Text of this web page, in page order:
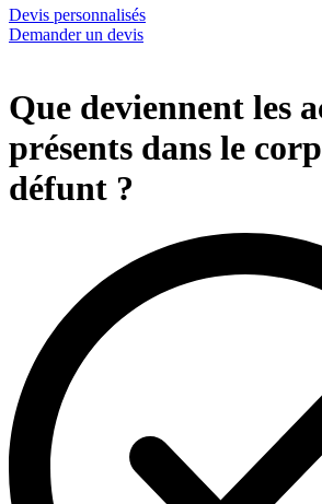
Devis personnalisés
Demander un devis
Que deviennent les
présents dans le
défunt ?